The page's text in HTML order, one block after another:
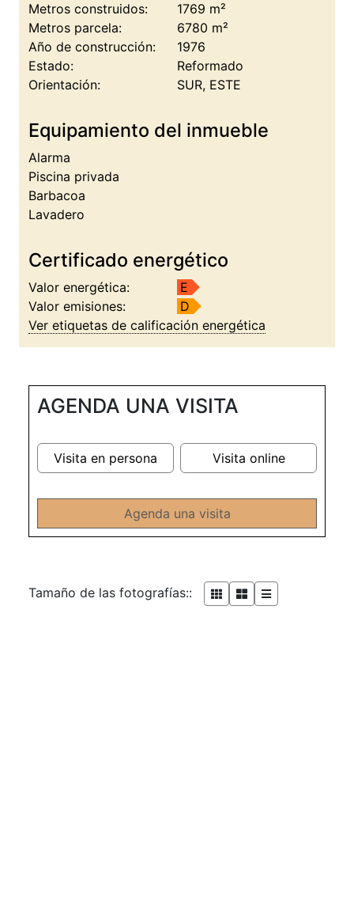
Metros construidos:
1769 m²
Metros parcela:
6780 m²
Año de construcción:
1976
Estado:
Reformado
Orientación:
SUR, ESTE
Equipamiento del inmueble
Alarma
Piscina privada
Barbacoa
Lavadero
Certificado energético
Valor energética:
E
Valor emisiones:
D
Ver etiquetas de calificación energética
AGENDA UNA VISITA
Visita en persona Visita online
Agenda una visita
Tamaño de las fotografías::